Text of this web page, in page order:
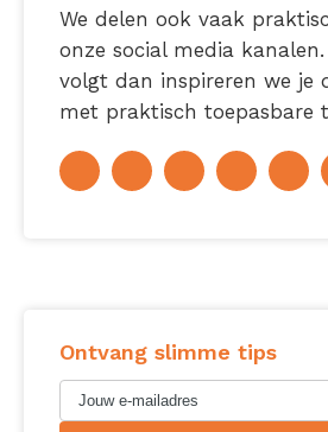
We delen ook vaak
onze social media kanalen.
volgt dan inspireren we je
met praktisch toepasbare
Ontvang slimme tips